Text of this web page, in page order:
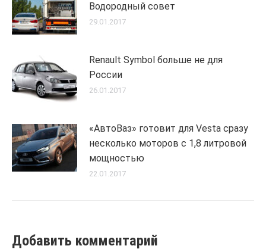
Водородный совет
29.01.2017
Renault Symbol больше не для
России
26.01.2017
«АвтоВаз» готовит для Vesta сразу
несколько моторов с 1,8 литровой
мощностью
22.01.2017
Добавить комментарий